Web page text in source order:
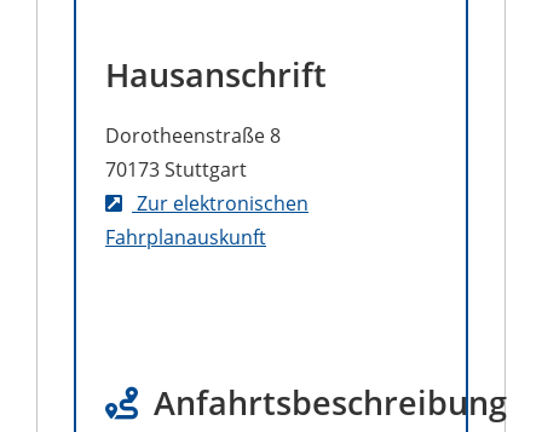
Hausanschrift
Dorotheenstraße 8
70173Stuttgart
Zur elektronischen
Fahrplanauskunft
Anfahrtsbeschreibung